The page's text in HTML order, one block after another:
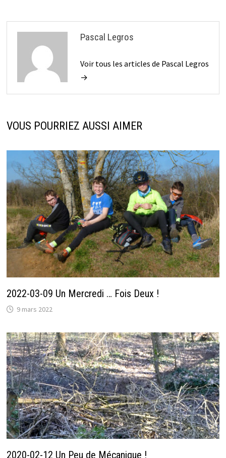
Pascal Legros
Voir tous les articles de Pascal Legros
→
VOUS POURRIEZ AUSSI AIMER
2022-03-09 Un Mercredi … Fois Deux !
9 mars 2022
2020-02-12 Un Peu de Mécanique !